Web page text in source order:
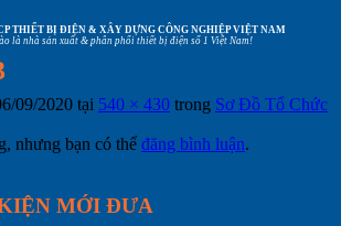
THIẾT BỊ ĐIỆN & XÂY DỰNG CÔNG NGHIỆP VIỆT NAM
là nhà sản xuất & phân phối thiết bị điện số 1 Việt Nam!
09/2020 tại 540 × 430 trong Sơ Đồ Tổ Chức
nhưng bạn có thể đăng bình luận.
MỚI ĐƯA